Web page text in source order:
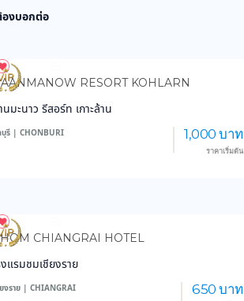
งบอกต่อ
4,069
RESORT KOHLARN
นมะนาว รีสอร์ท เกาะล้าน
รี | CHONBURI 1,000 บาท
ราคาเริ่มต้น
3,612
CHIANGRAI HOTEL
งแรมชมเชียงราย
งราย | CHIANGRAI 650 บาท